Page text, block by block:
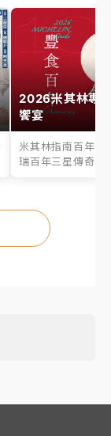
2026米其林專
饗宴
米其林指南百年之
瑞百年三星傳奇、